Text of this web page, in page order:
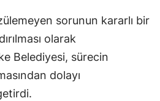
sorunun kararlı bir
olarak
Belediyesi, sürecin
dolayı